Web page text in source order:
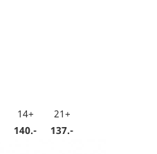
14+
21+
140.- 137.-